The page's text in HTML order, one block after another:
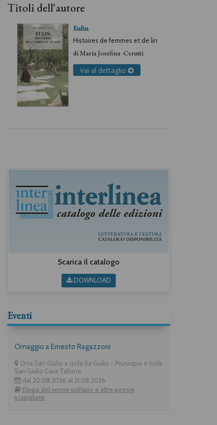
Titoli dell'autore
Eulin
Histoires de femmes et de lin
diMaría Josefina -Cerutti
Vai al dettaglio
Scarica il catalogo
DOWNLOAD
Eventi
Omaggio a Ernesto Ragazzoni
Orta San Giulio e isola Sa Giulio - Municipio e Isola
San Giulio Casa Tallone
dal 20.08.2026 al 21.08.2026
Elegia del verme solitario e altre poesie
scapigliate